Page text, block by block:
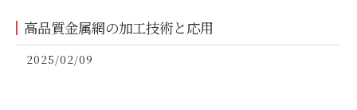
高品質金属網の加工技術と応用
2025/02/09